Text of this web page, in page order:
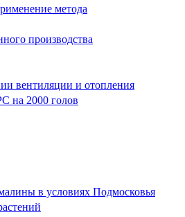
метода
производства
вентиляции и отопления
на 2000 голов
в условиях Подмосковья